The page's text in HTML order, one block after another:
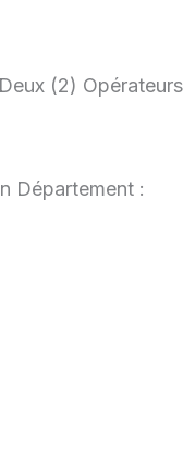
(2)
Département :